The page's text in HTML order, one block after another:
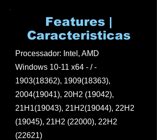
Features |
Caracteristicas
Processador: Intel, AMD
Windows 10-11 x64 - / -
1903(18362), 1909(18363),
2004(19041), 20H2 (19042),
21H1(19043), 21H2(19044), 22H2
(19045), 21H2 (22000), 22H2
(22621)